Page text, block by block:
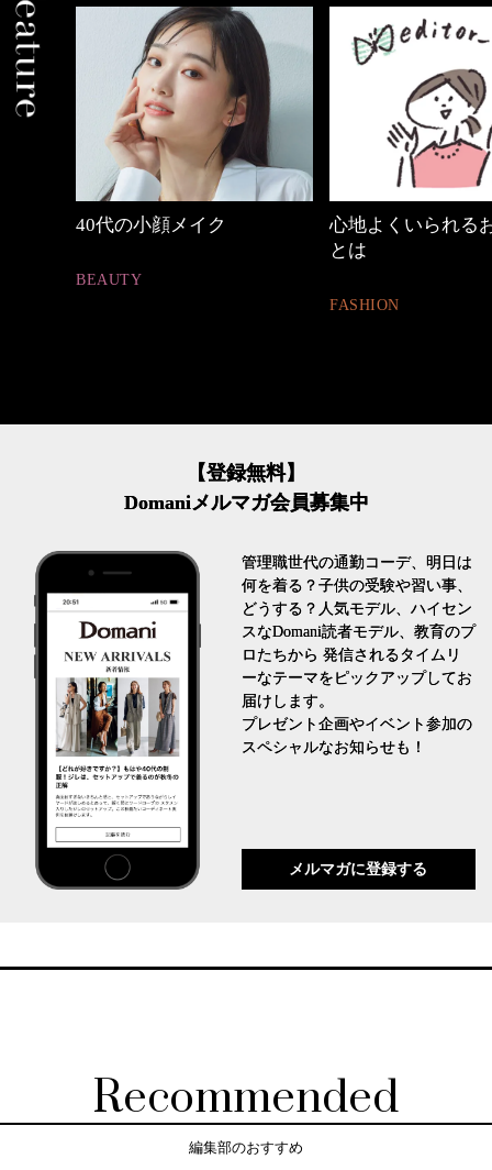
40代の小顔メイク
BEAUTY
心地よくいられる
とは
FASHION
【登録無料】
Domaniメルマガ会員募集中
管理職世代の通勤コーデ、明日は
何を着る？子供の受験や習い事、
どうする？人気モデル、ハイセン
スなDomani読者モデル、教育のプ
ロたちから 発信されるタイムリ
ーなテーマをピックアップしてお
届けします。
プレゼント企画やイベント参加の
スペシャルなお知らせも！
メルマガに登録する
Recommended
編集部のおすすめ